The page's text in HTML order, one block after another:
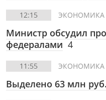
12:15 ЭКОНОМИКА
Министр обсудил
федералами 4
11:55 ЭКОНОМИКА
Выделено 63 млн